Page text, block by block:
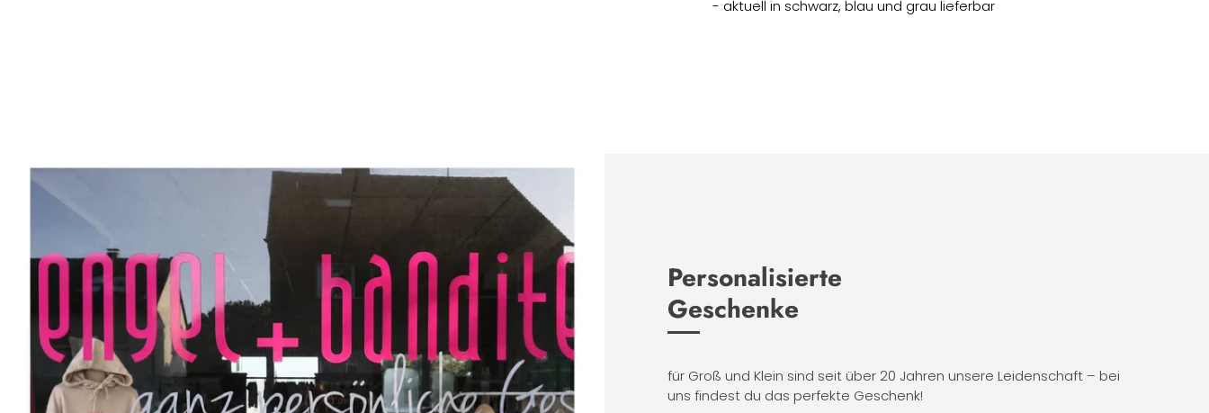
- aktuell in schwarz, blau und grau lieferbar
Personalisierte
Geschenke
für Groß und Klein sind seit über 20 Jahren unsere Leidenschaft – bei
uns findest du das perfekte Geschenk!